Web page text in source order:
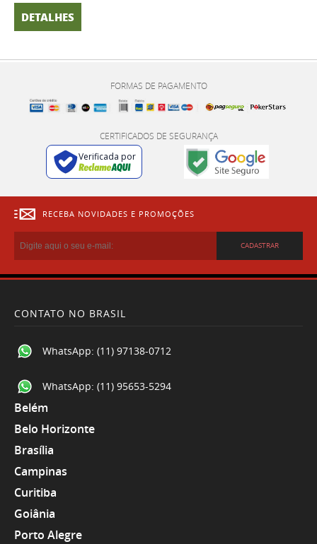
DETALHES
FORMAS DE PAGAMENTO
CERTIFICADOS DE SEGURANÇA
Verificada por
RECEBA NOVIDADES E PROMOÇÕES
CADASTRAR
CONTATO NO BRASIL
WhatsApp: (11) 97138-0712
WhatsApp: (11) 95653-5294
Belém
Belo Horizonte
Brasília
Campinas
Curitiba
Goiânia
Porto Alegre